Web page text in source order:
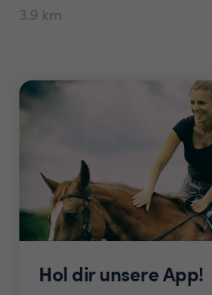
3.9 km
Hol dir unsere App!